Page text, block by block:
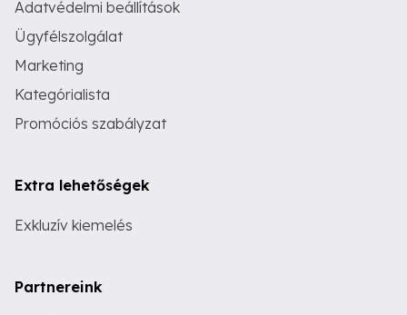
Adatvédelmi beállítások
Ügyfélszolgálat
Marketing
Kategórialista
Promóciós szabályzat
Extra lehetőségek
Exkluzív kiemelés
Partnereink